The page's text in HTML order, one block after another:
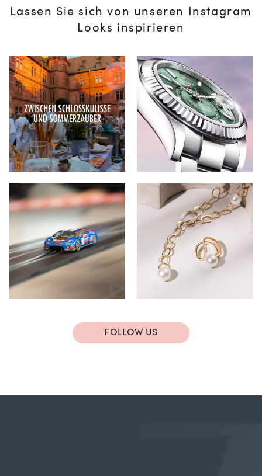
Lassen Sie sich von unseren Instagram
Looks inspirieren
FOLLOW US